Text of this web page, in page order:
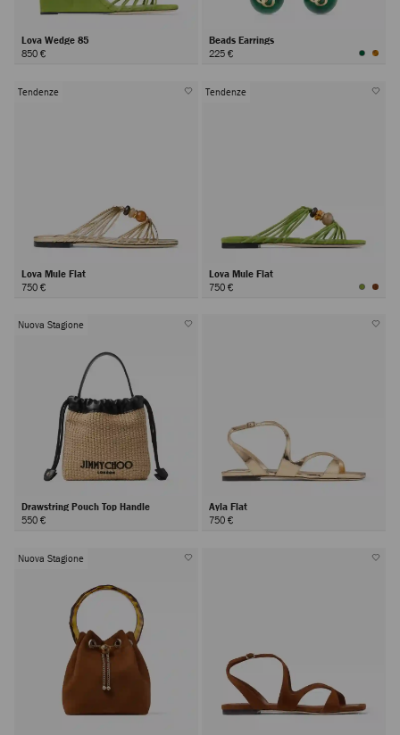
Lova Wedge 85
850 €
Beads Earrings
225 €
Tendenze
Lova Mule Flat
750 €
Tendenze
Lova Mule Flat
750 €
Nuova Stagione
Drawstring Pouch Top Handle
550 €
Ayla Flat
750 €
Nuova Stagione